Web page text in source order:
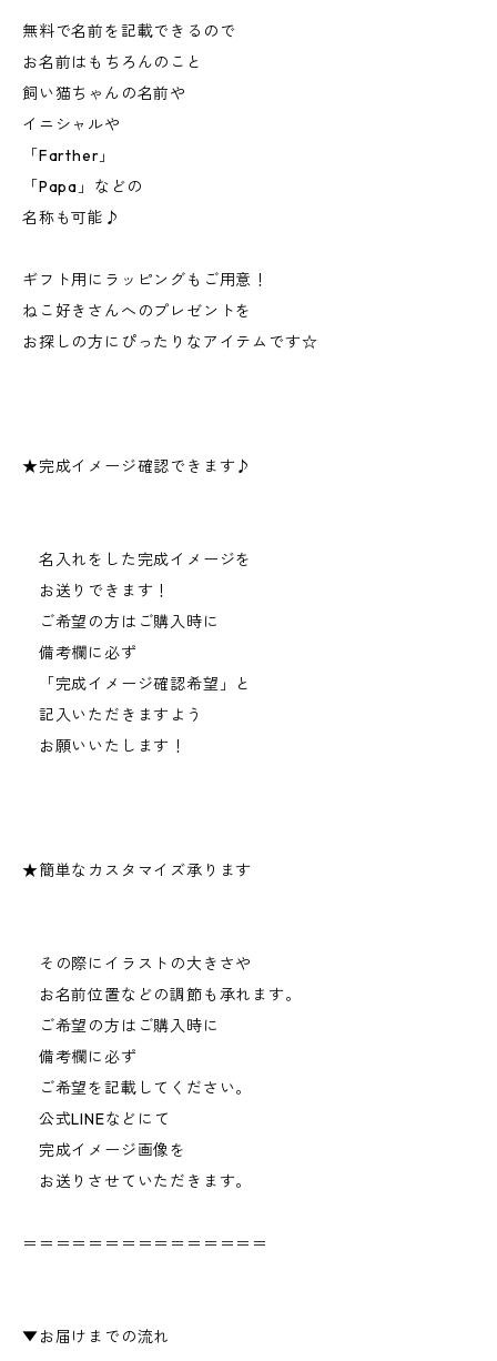
無料で名前を記載できるので
お名前はもちろんのこと
飼い猫ちゃんの名前や
イニシャルや
「Farther」
「Papa」などの
名称も可能♪
ギフト用にラッピングもご用意！
ねこ好きさんへのプレゼントを
お探しの方にぴったりなアイテムです☆
★完成イメージ確認できます♪
名入れをした完成イメージを
お送りできます！
ご希望の方はご購入時に
備考欄に必ず
「完成イメージ確認希望」と
記入いただきますよう
お願いいたします！
★簡単なカスタマイズ承ります
その際にイラストの大きさや
お名前位置などの調節も承れます。
ご希望の方はご購入時に
備考欄に必ず
ご希望を記載してください。
公式LINEなどにて
完成イメージ画像を
お送りさせていただきます。
＝＝＝＝＝＝＝＝＝＝＝＝＝＝＝
▼お届けまでの流れ